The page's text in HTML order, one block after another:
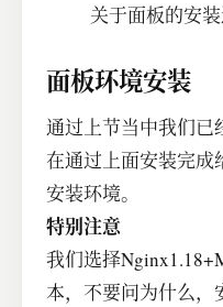
关于面板的安装
面板环境安装
通过上节当中我们已
在通过上面安装完成
安装环境。
特别注意
我们选择
本，不要问为什么，